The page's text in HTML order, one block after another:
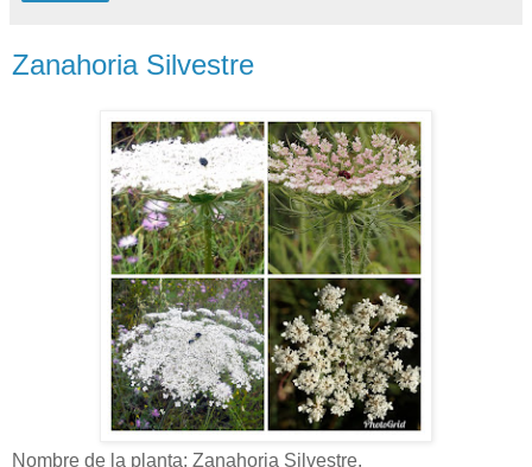
Zanahoria Silvestre
Nombre de la planta: Zanahoria Silvestre.